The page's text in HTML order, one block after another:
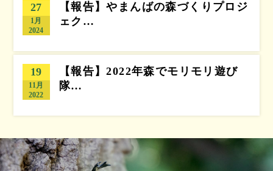
27
1月
2024
【報告】やまんばの森づくりプロジ
ェク…
19
11月
2022
【報告】2022年森でモリモリ遊び
隊…